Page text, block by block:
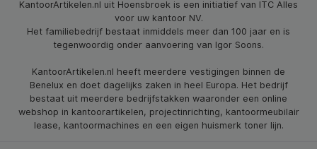
KantoorArtikelen.nl uit Hoensbroek is een initiatief van ITC Alles
voor uw kantoor NV.
Het familiebedrijf bestaat inmiddels meer dan 100 jaar en is
tegenwoordig onder aanvoering van Igor Soons.
KantoorArtikelen.nl heeft meerdere vestigingen binnen de
Benelux en doet dagelijks zaken in heel Europa. Het bedrijf
bestaat uit meerdere bedrijfstakken waaronder een online
webshop in kantoorartikelen, projectinrichting, kantoormeubilair
lease, kantoormachines en een eigen huismerk toner lijn.